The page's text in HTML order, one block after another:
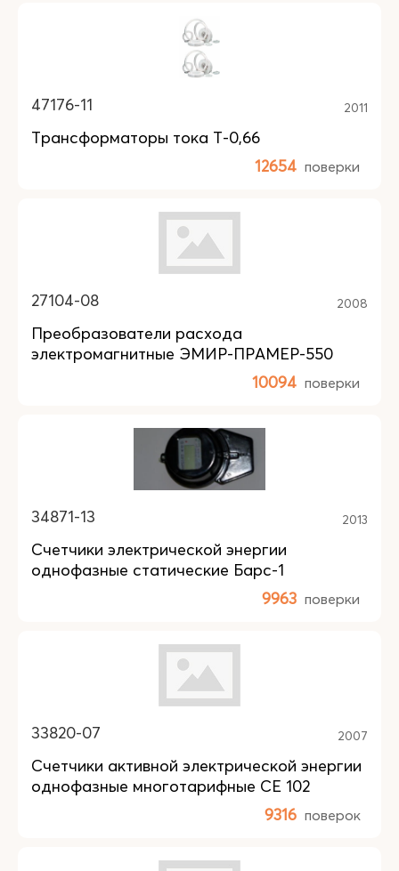
47176-11 2011
Трансформаторы тока Т-0,66
12654 поверки
27104-08 2008
Преобразователи расхода
электромагнитные ЭМИР-ПРАМЕР-550
10094 поверки
34871-13 2013
Счетчики электрической энергии
однофазные статические Барс-1
9963 поверки
33820-07 2007
Счетчики активной электрической энергии
однофазные многотарифные СЕ 102
9316 поверок